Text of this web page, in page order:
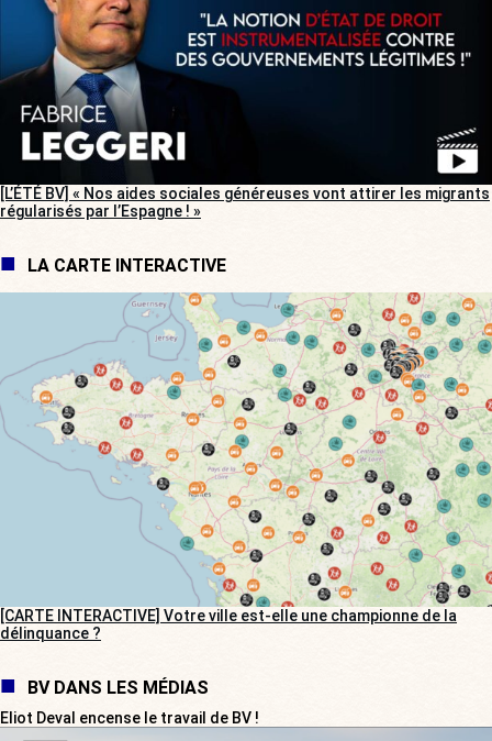
[L’ÉTÉ BV] « Nos aides sociales généreuses vont attirer les migrants
régularisés par l’Espagne ! »
LA CARTE INTERACTIVE
[CARTE INTERACTIVE] Votre ville est-elle une championne de la
délinquance ?
BV DANS LES MÉDIAS
Eliot Deval encense le travail de BV !